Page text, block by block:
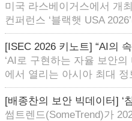
미국 라스베이거스에서 개
컨퍼런스 ‘블랙햇 USA
[ISEC 2026 키노트] “AI의
‘AI로 구현하는 자율 보안
에서 열리는 아시아 최대 정
[배종찬의 보안 빅데이터] ‘
썸트렌드(SomeTrend)가